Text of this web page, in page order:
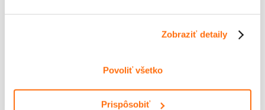
Lehôtka
Zobraziť detaily
Prispôsobiť
Povoliť všetko